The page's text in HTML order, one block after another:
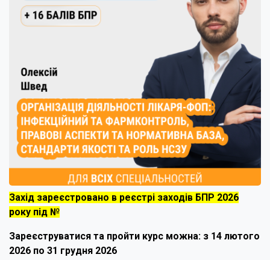
Захід зареєстровано в реєстрі заходів БПР 2026
року під №
Зареєструватися та пройти курс можна: з 14 лютого
2026 по 31 грудня 2026